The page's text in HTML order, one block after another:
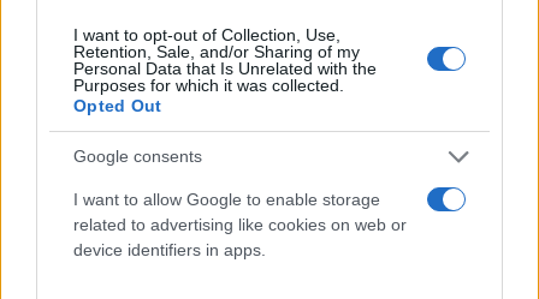
I want to opt-out of Collection, Use,
Retention, Sale, and/or Sharing of my
Personal Data that Is Unrelated with the
Purposes for which it was collected.
Opted Out
Google consents
I want to allow Google to enable storage
related to advertising like cookies on web or
device identifiers in apps.
Μεταξύ άλλων, διερωτήθηκε γιατί κόμματα της
αντιπολίτευσης που είχαν στηρίξει δημόσια τη Μ.
Καρυστιανού εμφανίζονται πλέον
αποστασιοποιημένα, ενώ άφησε αιχμές για